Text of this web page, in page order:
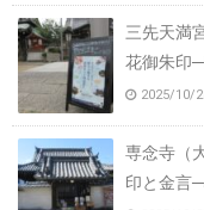
三先天満
花御朱印
2025/10/
専念寺（
印と金言